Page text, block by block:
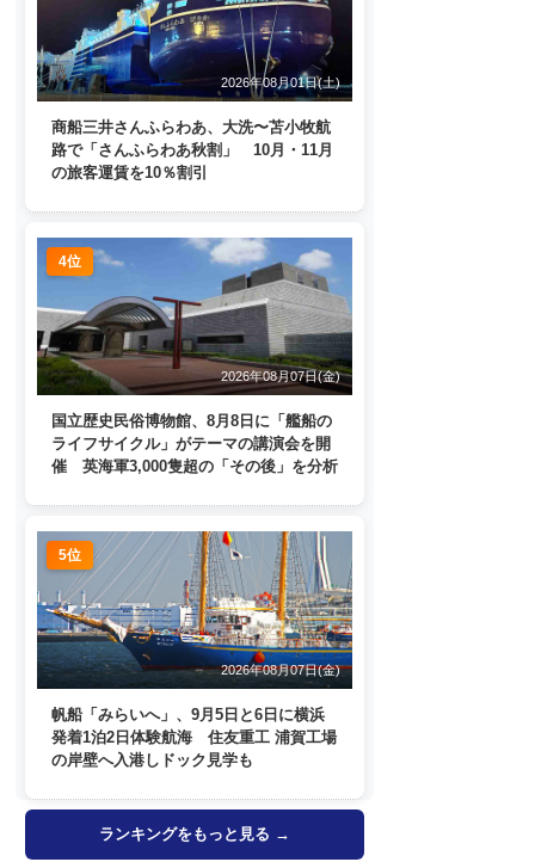
2026年08月01日(土)
商船三井さんふらわあ、大洗〜苫小牧航
路で「さんふらわあ秋割」 10月・11月
の旅客運賃を10％割引
4位
2026年08月07日(金)
国立歴史民俗博物館、8月8日に「艦船の
ライフサイクル」がテーマの講演会を開
催 英海軍3,000隻超の「その後」を分析
5位
2026年08月07日(金)
帆船「みらいへ」、9月5日と6日に横浜
発着1泊2日体験航海 住友重工 浦賀工場
の岸壁へ入港しドック見学も
ランキングをもっと見る →